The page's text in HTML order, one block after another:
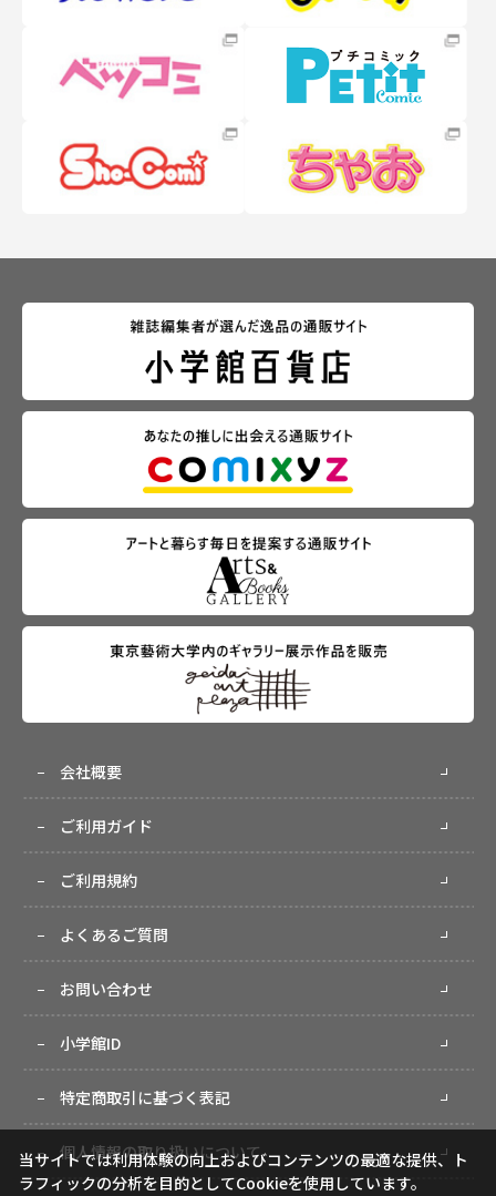
会社概要
ご利用ガイド
ご利用規約
よくあるご質問
お問い合わせ
小学館ID
特定商取引に基づく表記
個人情報の取り扱いについて
当サイトでは利用体験の向上およびコンテンツの最適な提供、ト
ラフィックの分析を目的としてCookieを使用しています。